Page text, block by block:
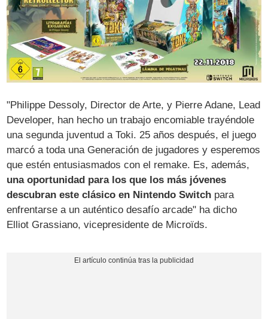
"Philippe Dessoly, Director de Arte, y Pierre Adane, Lead
Developer, han hecho un trabajo encomiable trayéndole
una segunda juventud a Toki. 25 años después, el juego
marcó a toda una Generación de jugadores y esperemos
que estén entusiasmados con el remake. Es, además,
una oportunidad para los que los más jóvenes
descubran este clásico en Nintendo Switch para
enfrentarse a un auténtico desafío arcade" ha dicho
Elliot Grassiano, vicepresidente de Microïds.